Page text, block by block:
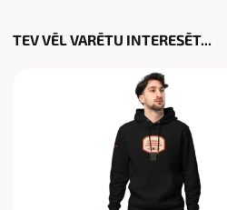
TEV VĒL VARĒTU INTERESĒT...